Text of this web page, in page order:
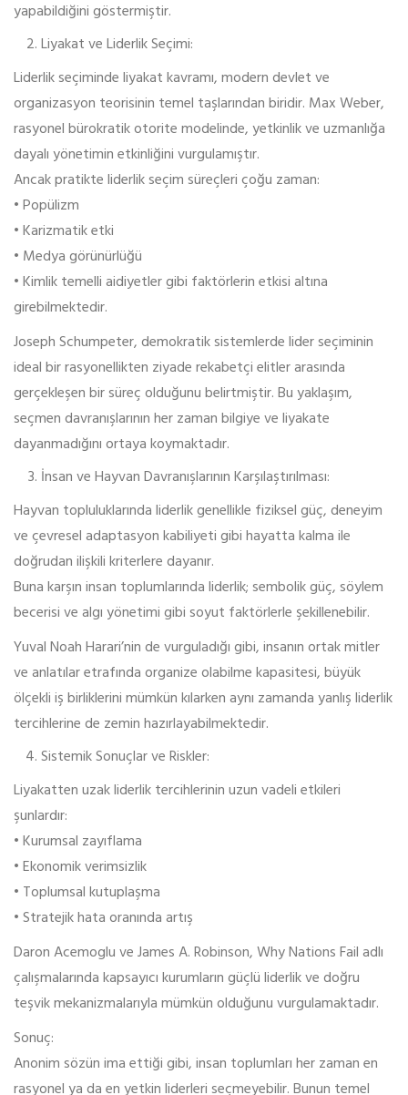
yapabildiğini göstermiştir.
Liyakat ve Liderlik Seçimi:
Liderlik seçiminde liyakat kavramı, modern devlet ve
organizasyon teorisinin temel taşlarından biridir. Max Weber,
rasyonel bürokratik otorite modelinde, yetkinlik ve uzmanlığa
dayalı yönetimin etkinliğini vurgulamıştır.
Ancak pratikte liderlik seçim süreçleri çoğu zaman:
• Popülizm
• Karizmatik etki
• Medya görünürlüğü
• Kimlik temelli aidiyetler gibi faktörlerin etkisi altına
girebilmektedir.
Joseph Schumpeter, demokratik sistemlerde lider seçiminin
ideal bir rasyonellikten ziyade rekabetçi elitler arasında
gerçekleşen bir süreç olduğunu belirtmiştir. Bu yaklaşım,
seçmen davranışlarının her zaman bilgiye ve liyakate
dayanmadığını ortaya koymaktadır.
İnsan ve Hayvan Davranışlarının Karşılaştırılması:
Hayvan topluluklarında liderlik genellikle fiziksel güç, deneyim
ve çevresel adaptasyon kabiliyeti gibi hayatta kalma ile
doğrudan ilişkili kriterlere dayanır.
Buna karşın insan toplumlarında liderlik; sembolik güç, söylem
becerisi ve algı yönetimi gibi soyut faktörlerle şekillenebilir.
Yuval Noah Harari’nin de vurguladığı gibi, insanın ortak mitler
ve anlatılar etrafında organize olabilme kapasitesi, büyük
ölçekli iş birliklerini mümkün kılarken aynı zamanda yanlış liderlik
tercihlerine de zemin hazırlayabilmektedir.
Sistemik Sonuçlar ve Riskler:
Liyakatten uzak liderlik tercihlerinin uzun vadeli etkileri
şunlardır:
• Kurumsal zayıflama
• Ekonomik verimsizlik
• Toplumsal kutuplaşma
• Stratejik hata oranında artış
Daron Acemoglu ve James A. Robinson, Why Nations Fail adlı
çalışmalarında kapsayıcı kurumların güçlü liderlik ve doğru
teşvik mekanizmalarıyla mümkün olduğunu vurgulamaktadır.
Sonuç:
Anonim sözün ima ettiği gibi, insan toplumları her zaman en
rasyonel ya da en yetkin liderleri seçmeyebilir. Bunun temel